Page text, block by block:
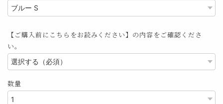
【ご購入前にこちらをお読みください】の内容をご確認くださ
い。
数量